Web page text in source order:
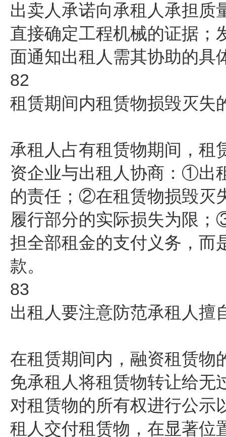
出卖人承诺向承租人承担质
直接确定工程机械的证据；
面通知出租人需其协助的具
82
租赁期间内租赁物损毁灭失
承租人占有租赁物期间，租
资企业与出租人协商：①出
的责任；②在租赁物损毁灭
履行部分的实际损失为限
担全部租金的支付义务，而
款。
83
出租人要注意防范承租人擅
在租赁期间内，融资租赁物
免承租人将租赁物转让给无
对租赁物的所有权进行公
租人交付租赁物，在显著